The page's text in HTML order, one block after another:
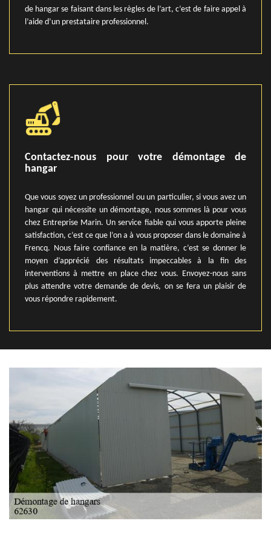
de hangar se faisant dans les règles de l’art, c’est de faire appel à
l’aide d’un prestataire professionnel.
Contactez-nous pour votre démontage de
hangar
Que vous soyez un professionnel ou un particulier, si vous avez un
hangar qui nécessite un démontage, nous sommes là pour vous
chez Entreprise Marin. Un service fiable qui vous apporte pleine
satisfaction, c’est ce que l’on a à vous proposer dans le domaine à
Frencq. Nous faire confiance en la matière, c’est se donner le
moyen d’apprécié des résultats impeccables à la fin des
interventions à mettre en place chez vous. Envoyez-nous sans
plus attendre votre demande de devis, on se fera un plaisir de
vous répondre rapidement.